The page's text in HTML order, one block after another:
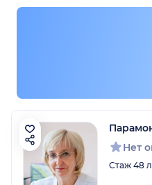
Нет
Стаж 48